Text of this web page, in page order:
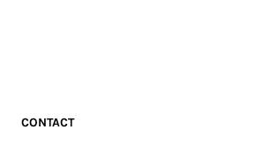
CONTACT